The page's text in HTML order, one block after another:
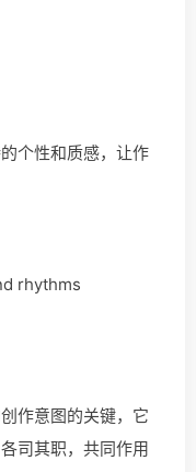
个性和质感，让作
rhythms
作意图的关键，它
司其职，共同作用